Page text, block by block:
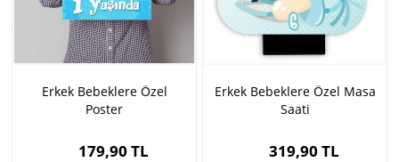
Erkek Bebeklere Özel
Poster
179,90 TL
Erkek Bebeklere Özel Masa
Saati
319,90 TL